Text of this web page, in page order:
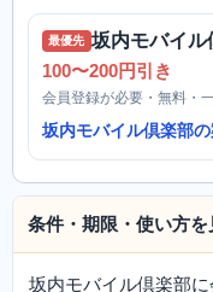
最優先 坂内モバイル
100〜200円引き
会員登録が必要・無料・
坂内モバイル倶楽部
条件・期限・使い方を
坂内モバイル倶楽部